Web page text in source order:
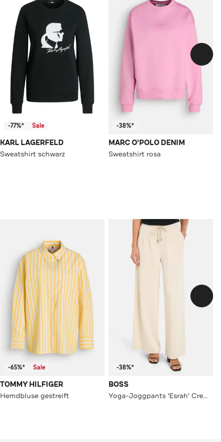
-77%* Sale
KARL LAGERFELD
Sweatshirt schwarz
-38%*
MARC O'POLO DENIM
Sweatshirt rosa
-65%* Sale
TOMMY HILFIGER
Hemdbluse gestreift
-38%*
BOSS
Yoga-Joggpants 'Esrah' Creme